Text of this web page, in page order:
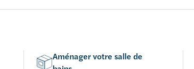
vertical - 156 x 197 mm - économie d'eau
Aménager votre salle de